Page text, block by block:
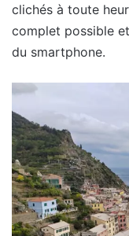
clichés à toute
complet possible
du smartphone.